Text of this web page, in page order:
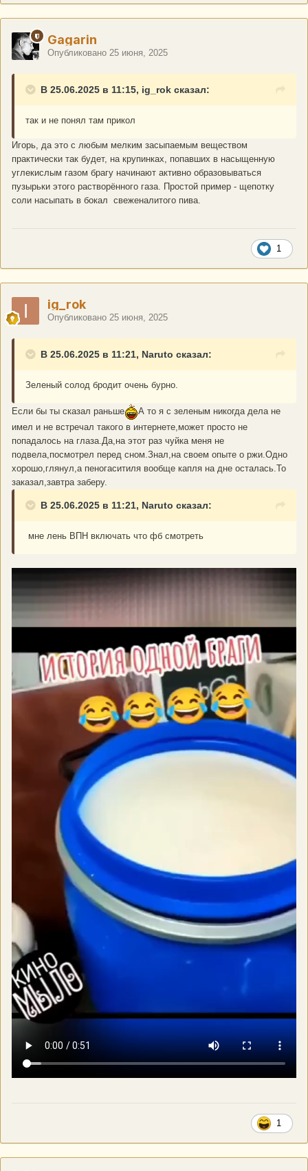
Gagarin
Опубликовано 25 июня, 2025
В 25.06.2025 в 11:15, ig_rok сказал:
так и не понял там прикол
Игорь, да это с любым мелким засыпаемым веществом
практически так будет, на крупинках, попавших в насыщенную
углекислым газом брагу начинают активно образовываться
пузырьки этого растворённого газа. Простой пример - щепотку
соли насыпать в бокал свеженалитого пива.
1
ig_rok
Опубликовано 25 июня, 2025
В 25.06.2025 в 11:21, Naruto сказал:
Зеленый солод бродит очень бурно.
Если бы ты сказал раньше
А то я с зеленым никогда дела не
имел и не встречал такого в интернете,может просто не
попадалось на глаза.Да,на этот раз чуйка меня не
подвела,посмотрел перед сном.Знал,на своем опыте о ржи.Одно
хорошо,глянул,а пеногаситиля вообще капля на дне осталась.То
заказал,завтра заберу.
В 25.06.2025 в 11:21, Naruto сказал:
мне лень ВПН включать что фб смотреть
1